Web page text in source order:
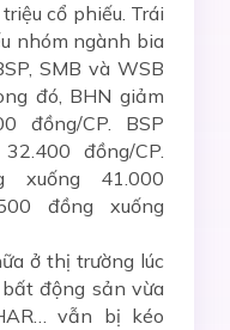
cổ phiếu. Trái
nhóm ngành bia
SMB và WSB
đó, BHN giảm
đồng/CP. BSP
đồng/CP.
xuống 41.000
đồng xuống
ở thị trường lúc
động sản vừa
vẫn bị kéo